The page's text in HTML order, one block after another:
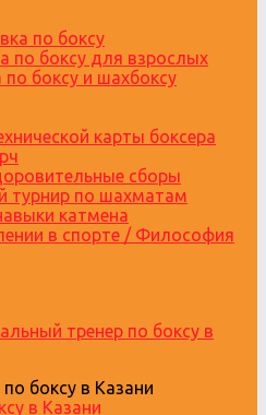
по боксу
по боксу для взрослых
по боксу и шахбоксу
карты боксера
сборы
турнир по шахматам
катмена
в спорте / Философия